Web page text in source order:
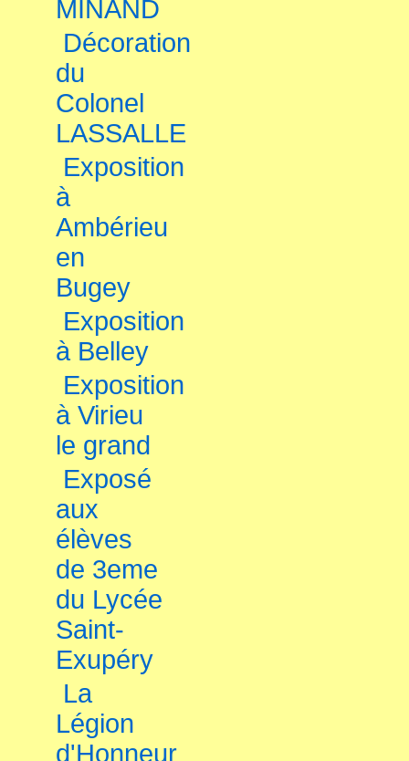
MINAND
Décoration
du
Colonel
LASSALLE
Exposition
à
Ambérieu
en
Bugey
Exposition
à Belley
Exposition
à Virieu
le grand
Exposé
aux
élèves
de 3eme
du Lycée
Saint-
Exupéry
La
Légion
d'Honneur